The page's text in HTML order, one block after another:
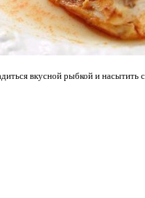
вкусной рыбкой и